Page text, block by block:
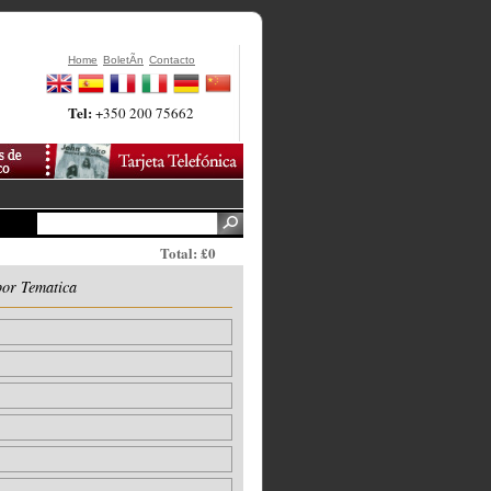
Home BoletÃ­n Contacto
Tel:+350 200 75662
Total: £0
Tematica